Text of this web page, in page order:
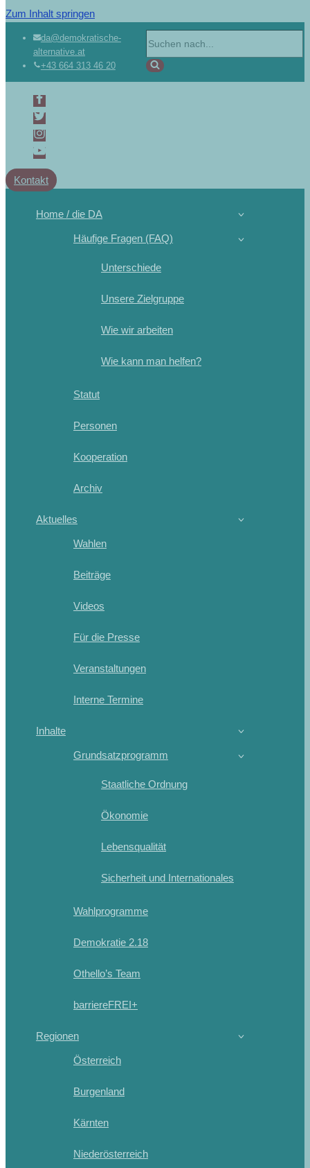
Zum Inhalt springen
da@demokratische-
alternative.at
+43 664 313 46 20
Kontakt
Home / die DA
Häufige Fragen (FAQ)
Unterschiede
Unsere Zielgruppe
Wie wir arbeiten
Wie kann man helfen?
Statut
Personen
Kooperation
Archiv
Aktuelles
Wahlen
Beiträge
Videos
Für die Presse
Veranstaltungen
Interne Termine
Inhalte
Grundsatzprogramm
Staatliche Ordnung
Ökonomie
Lebensqualität
Sicherheit und Internationales
Wahlprogramme
Demokratie 2.18
Othello’s Team
barriereFREI+
Regionen
Österreich
Burgenland
Kärnten
Niederösterreich